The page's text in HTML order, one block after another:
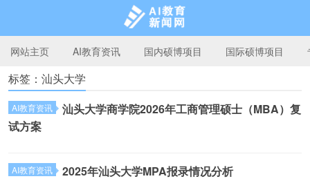
AI教育新闻网
网站主页 AI教育资讯 国内硕博项目 国际硕博项目
标签：汕头大学
AI教育资讯
汕头大学商学院2026年工商管理硕士（MBA）复
试方案
AI教育资讯 2025年汕头大学MPA报录情况分析